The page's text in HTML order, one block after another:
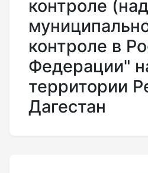
контроле
контроле в
Федерации"
территории
Дагестан